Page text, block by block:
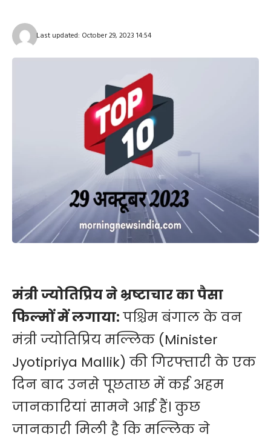
Last updated: October 29, 2023 14:54
मंत्री ज्योतिप्रिय ने भ्रष्टाचार का पैसा
फिल्मों में लगाया:पश्चिम बंगाल के वन
मंत्री ज्योतिप्रिय मल्लिक (Minister
Jyotipriya Mallik) की गिरफ्तारी के एक
दिन बाद उनसे पूछताछ में कई अहम
जानकारियां सामने आई हैं। कुछ
जानकारी मिली है कि मल्लिक ने